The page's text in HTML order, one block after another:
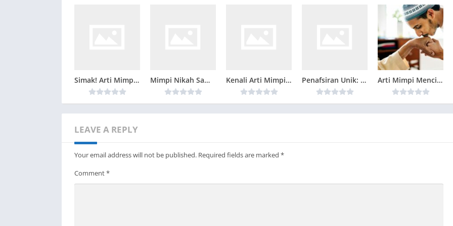
Dalam perspektif Jungian, mimpi mengenai ikan mas bisa dipandang sebagai simbol arketipal, yang
memfasilitasi perjalanan individu menuju kesadaran diri. Ikan ini dapat merepresentasikan kondisi
Dalam pandangan Freudian, mimpi ini dapat dilihat sebagai ekspresi dari keinginan atau kebutuhan yang
terpendam. Di sini, ikan mas sebagai hadiah dapat melambangkan pemenuhan kebutuhan emosional,
seperti cinta dan perhatian, dari orang lain dalam kehidupan nyata. Tindakan menerima ikan mas bisa jadi
mencerminkan keinginan untuk mendapatkan pengakuan sosial.
menunjukkan pentingnya hubungan sosial dalam proses adaptasi dan pengembangan diri.
Perspektif Agama: Interpretasi dalam Islam, Kristen, dan Hindu
Simak! Arti Mimpi Digigit Kucing Di Tangan Kanan yang Perlu Diketahui Mimpi Nikah Sama Mantan: Pertanda Rindu atau Penyelesaian Masa Lalu? Kenali Arti Mimpi Memanjat Tebing Ternyata Ini Artinya Menurut Pakar Penafsiran Unik: Arti Mimpi Makan Mangga Muda yang Perlu Diketahui Arti Mimpi Mencium Tangan Ulama: Tanda Hormat atau Berkah Spiritual?
LEAVE A REPLY
Your email address will not be published. Required fields are marked *
Comment*